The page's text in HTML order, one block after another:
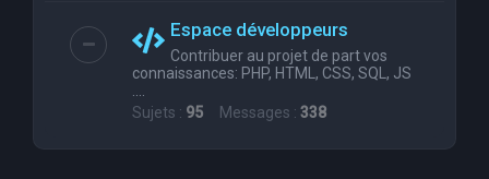
Espace développeurs
Contribuer au projet de part vos
connaissances: PHP, HTML, CSS, SQL, JS
....
Sujets : 95 Messages : 338